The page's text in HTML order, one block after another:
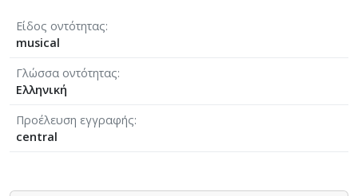
Είδος οντότητας
musical
Γλώσσα οντότητας
Ελληνική
Προέλευση εγγραφής
central